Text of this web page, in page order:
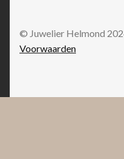
© Juwelier Helmond
Voorwaarden